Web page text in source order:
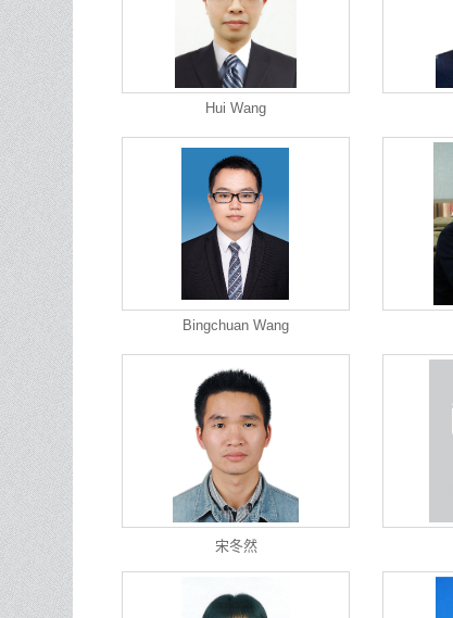
Hui Wang
Bingchuan Wang
宋冬然